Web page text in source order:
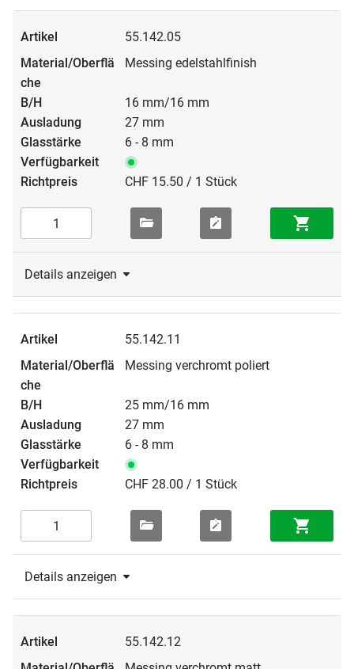
55.142.05
Messing edelstahlfinish
16 mm/16 mm
27 mm
6 - 8 mm
CHF 15.50 / 1 Stück
Details anzeigen
55.142.11
Messing verchromt poliert
25 mm/16 mm
27 mm
6 - 8 mm
CHF 28.00 / 1 Stück
Details anzeigen
55.142.12